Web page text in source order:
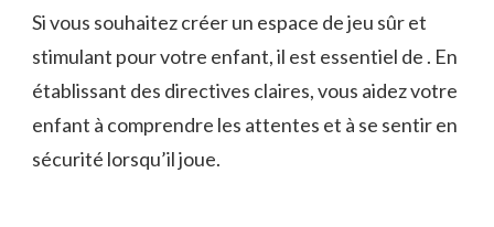
Si vous souhaitez créer un espace de jeu sûr et
⁤stimulant‍ pour votre enfant,‍ il⁢ est essentiel de . En⁢
établissant ​des directives claires, vous aidez votre⁢
enfant à‌ comprendre⁢ les​ attentes et à se‍ sentir en​
sécurité ‍lorsqu’il joue.